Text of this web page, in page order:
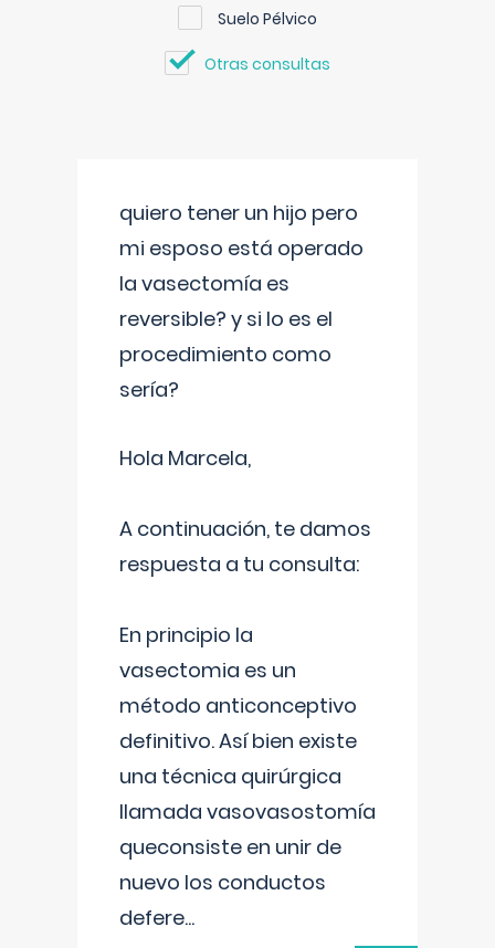
Suelo Pélvico
Otras consultas
quiero tener un hijo pero
mi esposo está operado
la vasectomía es
reversible? y si lo es el
procedimiento como
sería?
Hola Marcela,
A continuación, te damos
respuesta a tu consulta:
En principio la
vasectomia es un
método anticonceptivo
definitivo. Así bien existe
una técnica quirúrgica
llamada vasovasostomía
queconsiste en unir de
nuevo los conductos
defere...